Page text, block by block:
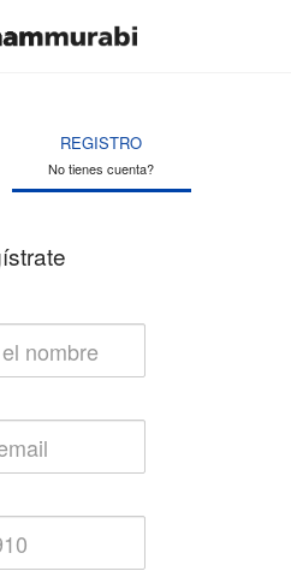
REGISTRO
No tienes cuenta?